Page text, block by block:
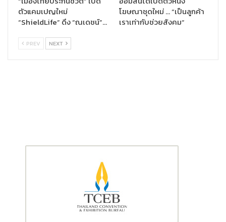
ตัวแคมเปญใหม่
“ShieldLife” ดึง “ณเดชน์”…
โฆษณาชุดใหม่ … “เป็นลูกค้า
เราเท่ากับช่วยสังคม“
PREV NEXT